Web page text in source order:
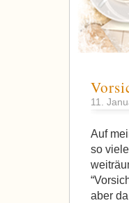
11.
Auf
so
aber